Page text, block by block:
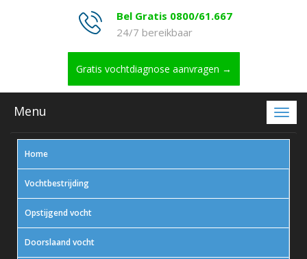
Bel Gratis 0800/61.667
24/7 bereikbaar
Gratis vochtdiagnose aanvragen →
Menu
Home
Vochtbestrijding
Opstijgend vocht
Doorslaand vocht